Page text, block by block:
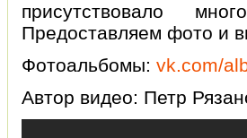
присутствовало
Предоставляем фото и
Фотоальбомы: vk.com/
Автор видео: Петр